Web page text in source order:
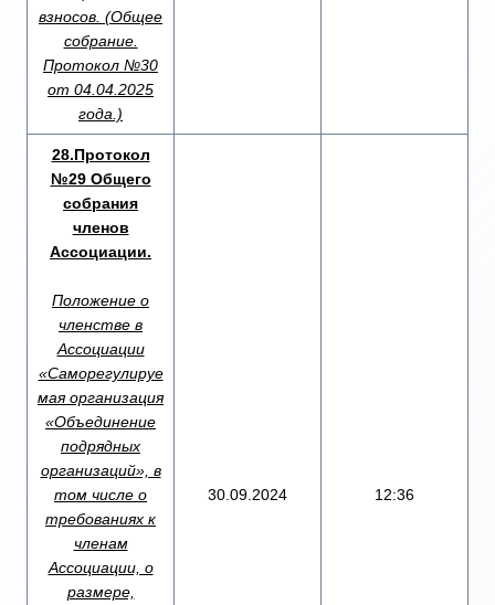
взносов. (Общее
собрание.
Протокол №30
от 04.04.2025
года.)
28.Протокол
№29 Общего
собрания
членов
Ассоциации.
Положение о
членстве в
Ассоциации
«Саморегулируе
мая организация
«Объединение
подрядных
организаций», в
том числе о
требованиях к
членам
Ассоциации, о
размере,
30.09.2024 12:36